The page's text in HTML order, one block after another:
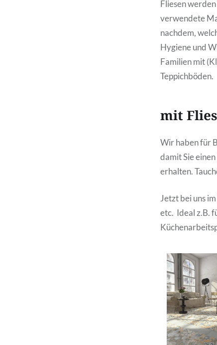
Fliesen
verwendete
nachdem,
Hygiene und
Familien mit
Teppichböden.
mit
Wir haben für
damit Sie
erhalten.
Jetzt bei uns
etc. Ideal z.B.